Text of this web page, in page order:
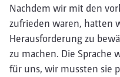
Nachdem wir mit den
zufrieden waren, hatten
Herausforderung zu
zu machen. Die Sprache
für uns, wir mussten sie